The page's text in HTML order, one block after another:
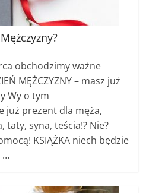
obchodzimy ważne
MĘŻCZYZNY – masz już
Wy o tym
już prezent dla męża,
taty, syna, teścia!? Nie?
KSIĄŻKA niech będzie
…